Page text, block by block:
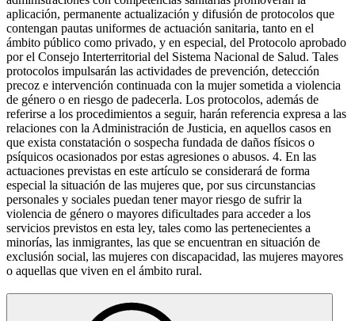
aplicación, permanente actualización y difusión de protocolos que
contengan pautas uniformes de actuación sanitaria, tanto en el
ámbito público como privado, y en especial, del Protocolo aprobado
por el Consejo Interterritorial del Sistema Nacional de Salud. Tales
protocolos impulsarán las actividades de prevención, detección
precoz e intervención continuada con la mujer sometida a violencia
de género o en riesgo de padecerla. Los protocolos, además de
referirse a los procedimientos a seguir, harán referencia expresa a las
relaciones con la Administración de Justicia, en aquellos casos en
que exista constatación o sospecha fundada de daños físicos o
psíquicos ocasionados por estas agresiones o abusos. 4. En las
actuaciones previstas en este artículo se considerará de forma
especial la situación de las mujeres que, por sus circunstancias
personales y sociales puedan tener mayor riesgo de sufrir la
violencia de género o mayores dificultades para acceder a los
servicios previstos en esta ley, tales como las pertenecientes a
minorías, las inmigrantes, las que se encuentran en situación de
exclusión social, las mujeres con discapacidad, las mujeres mayores
o aquellas que viven en el ámbito rural.